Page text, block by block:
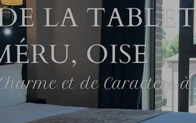
LA
OISE
et de Caractère